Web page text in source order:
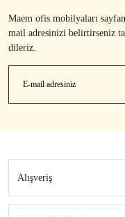
Maem ofis mobilyaları
mail adresinizi belirtirseniz
dileriz.
Alışveriş